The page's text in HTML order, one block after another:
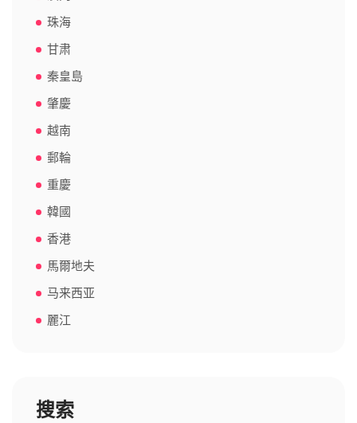
珠海
甘肃
秦皇島
肇慶
越南
郵輪
重慶
韓國
香港
馬爾地夫
马来西亚
麗江
搜索